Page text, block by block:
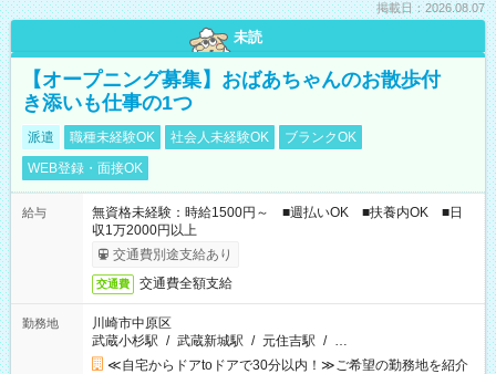
掲載日：2026.08.07
未読
【オープニング募集】おばあちゃんのお散歩付
き添いも仕事の1つ
派遣 職種未経験OK 社会人未経験OK
ブランクOK
WEB登録・面接OK
給与
無資格未経験：時給1500円～ ■週払いOK ■扶養内OK ■日
収1万2000円以上
交通費別途支給あり
交通費 交通費全額支給
勤務地
川崎市中原区
武蔵小杉駅 / 武蔵新城駅 / 元住吉駅 / …
≪自宅からドアtoドアで30分以内！≫ご希望の勤務地を紹介